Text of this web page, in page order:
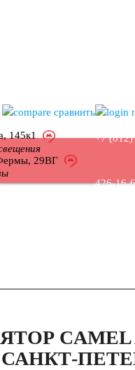
сравнить
145к1
29ВГ
+7 (812)
426-16-
CAMEL
САНКТ-